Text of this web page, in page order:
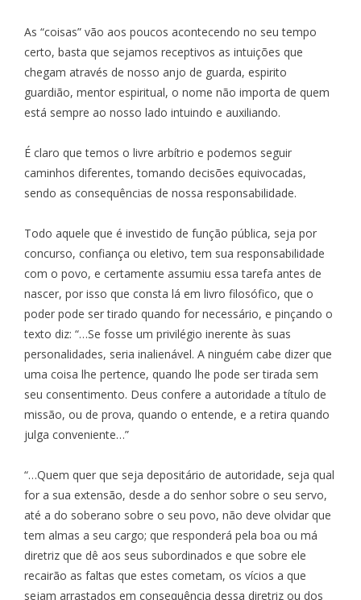
As “coisas” vão aos poucos acontecendo no seu tempo
certo, basta que sejamos receptivos as intuições que
chegam através de nosso anjo de guarda, espirito
guardião, mentor espiritual, o nome não importa de quem
está sempre ao nosso lado intuindo e auxiliando.
É claro que temos o livre arbítrio e podemos seguir
caminhos diferentes, tomando decisões equivocadas,
sendo as consequências de nossa responsabilidade.
Todo aquele que é investido de função pública, seja por
concurso, confiança ou eletivo, tem sua responsabilidade
com o povo, e certamente assumiu essa tarefa antes de
nascer, por isso que consta lá em livro filosófico, que o
poder pode ser tirado quando for necessário, e pinçando o
texto diz: “…Se fosse um privilégio inerente às suas
personalidades, seria inalienável. A ninguém cabe dizer que
uma coisa lhe pertence, quando lhe pode ser tirada sem
seu consentimento. Deus confere a autoridade a título de
missão, ou de prova, quando o entende, e a retira quando
julga conveniente…”
“…Quem quer que seja depositário de autoridade, seja qual
for a sua extensão, desde a do senhor sobre o seu servo,
até a do soberano sobre o seu povo, não deve olvidar que
tem almas a seu cargo; que responderá pela boa ou má
diretriz que dê aos seus subordinados e que sobre ele
recairão as faltas que estes cometam, os vícios a que
sejam arrastados em consequência dessa diretriz ou dos